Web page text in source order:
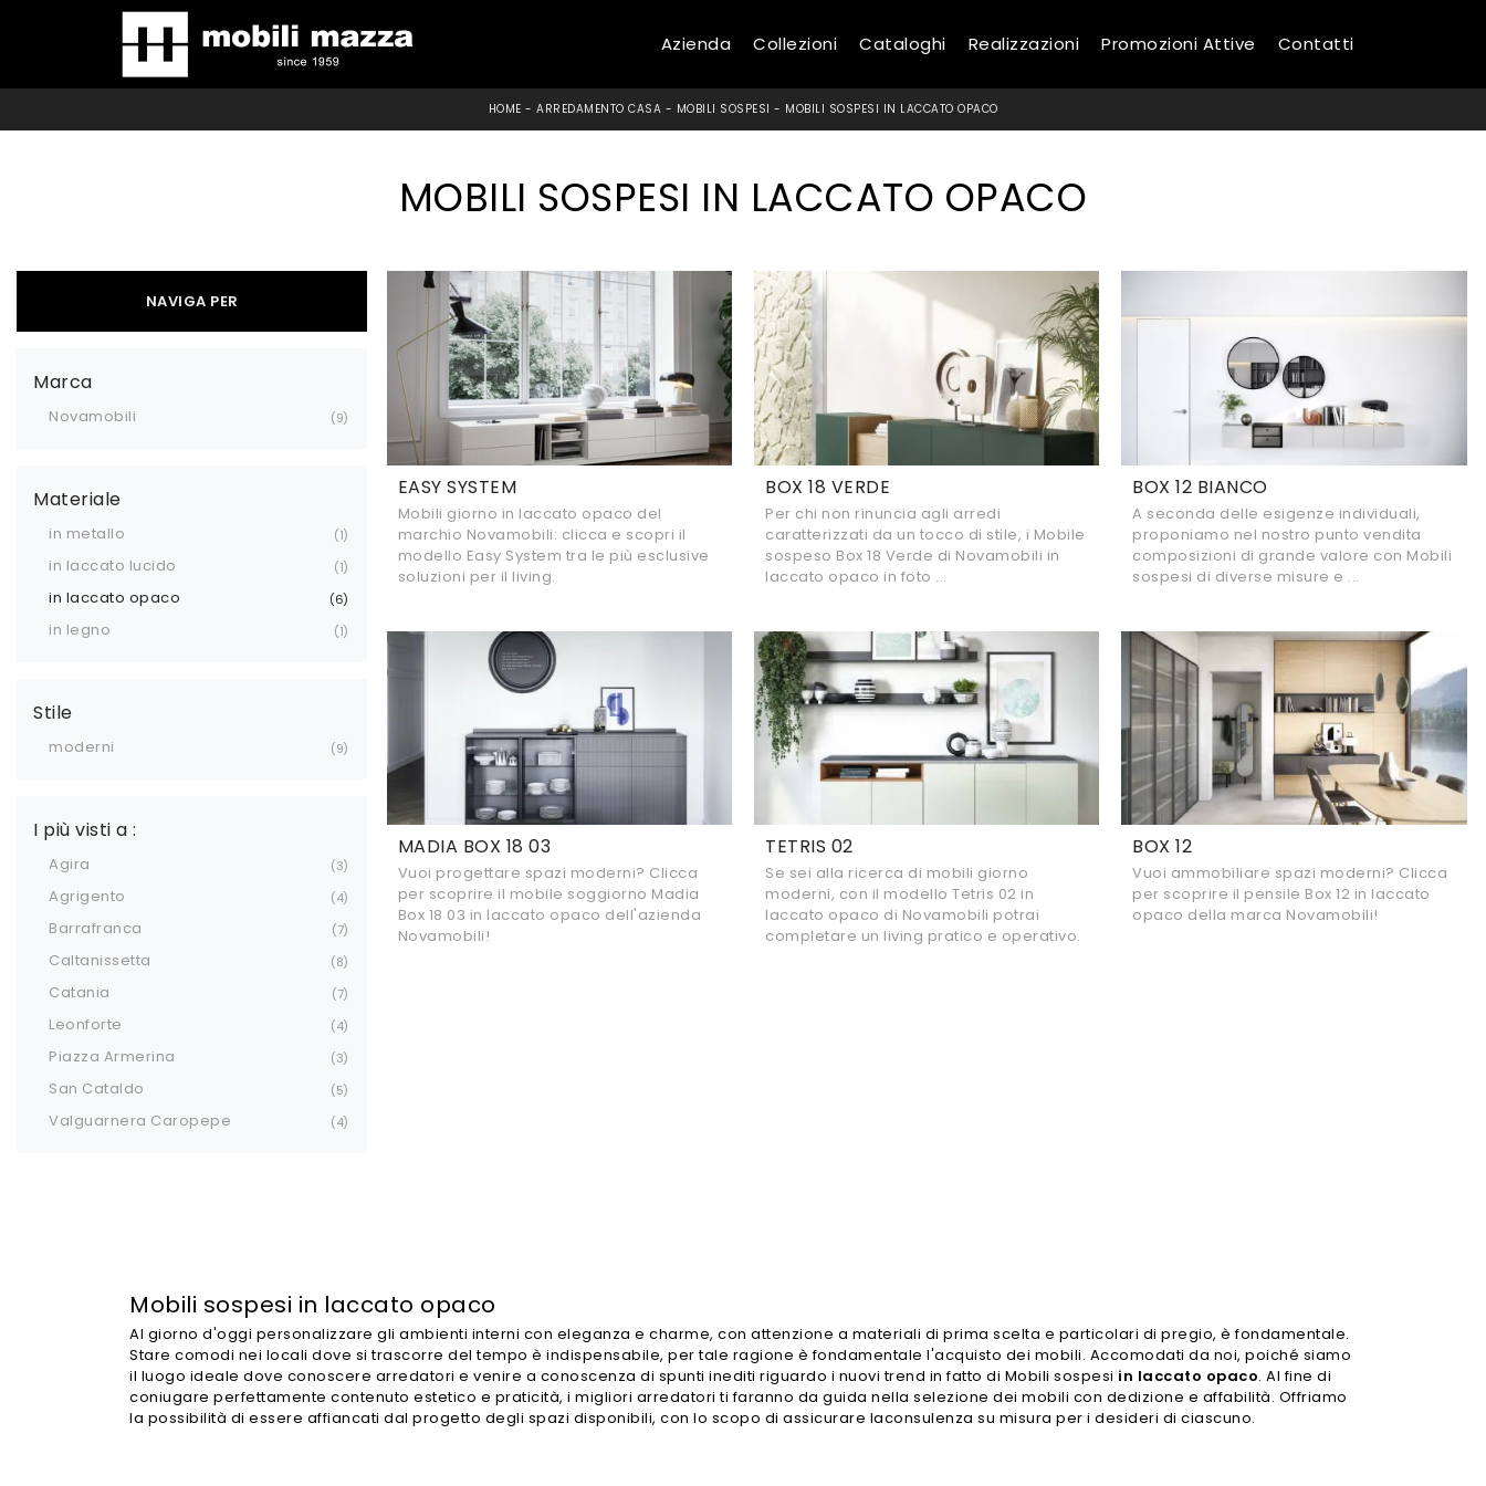
Azienda Collezioni Cataloghi Realizzazioni Promozioni Attive Contatti
HOME - ARREDAMENTO CASA - MOBILI SOSPESI - MOBILI SOSPESI IN LACCATO OPACO
MOBILI SOSPESI IN LACCATO OPACO
NAVIGA PER
Marca
Novamobili 9
Materiale
in metallo 1
in laccato lucido 1
in laccato opaco 6
in legno 1
Stile
moderni 9
I più visti a :
Agira 3
Agrigento 4
Barrafranca 7
Caltanissetta 8
Catania 7
Leonforte 4
Piazza Armerina 3
San Cataldo 5
Valguarnera Caropepe 4
EASY SYSTEM
Mobili giorno in laccato opaco del
marchio Novamobili: clicca e scopri il
modello Easy System tra le più esclusive
soluzioni per il living.
BOX 18 VERDE
Per chi non rinuncia agli arredi
caratterizzati da un tocco di stile, i Mobile
sospeso Box 18 Verde di Novamobili in
laccato opaco in foto ...
BOX 12 BIANCO
A seconda delle esigenze individuali,
proponiamo nel nostro punto vendita
composizioni di grande valore con Mobili
sospesi di diverse misure e ...
MADIA BOX 18 03
Vuoi progettare spazi moderni? Clicca
per scoprire il mobile soggiorno Madia
Box 18 03 in laccato opaco dell'azienda
Novamobili!
TETRIS 02
Se sei alla ricerca di mobili giorno
moderni, con il modello Tetris 02 in
laccato opaco di Novamobili potrai
completare un living pratico e operativo.
BOX 12
Vuoi ammobiliare spazi moderni? Clicca
per scoprire il pensile Box 12 in laccato
opaco della marca Novamobili!
Mobili sospesi in laccato opaco
Al giorno d'oggi personalizzare gli ambienti interni con eleganza e charme, con attenzione a materiali di prima scelta e particolari di pregio, è fondamentale.
Stare comodi nei locali dove si trascorre del tempo è indispensabile, per tale ragione è fondamentale l'acquisto dei mobili. Accomodati da noi, poiché siamo
il luogo ideale dove conoscere arredatori e venire a conoscenza di spunti inediti riguardo i nuovi trend in fatto di Mobili sospesi in laccato opaco. Al fine di
coniugare perfettamente contenuto estetico e praticità, i migliori arredatori ti faranno da guida nella selezione dei mobili con dedizione e affabilità. Offriamo
la possibilità di essere affiancati dal progetto degli spazi disponibili, con lo scopo di assicurare laconsulenza su misura per i desideri di ciascuno.